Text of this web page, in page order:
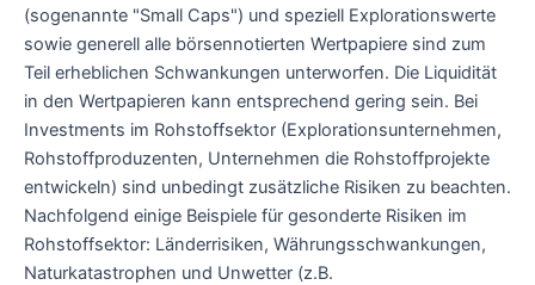
(sogenannte "Small Caps") und speziell Explorationswerte
sowie generell alle börsennotierten Wertpapiere sind zum
Teil erheblichen Schwankungen unterworfen. Die Liquidität
in den Wertpapieren kann entsprechend gering sein. Bei
Investments im Rohstoffsektor (Explorationsunternehmen,
Rohstoffproduzenten, Unternehmen die Rohstoffprojekte
entwickeln) sind unbedingt zusätzliche Risiken zu beachten.
Nachfolgend einige Beispiele für gesonderte Risiken im
Rohstoffsektor: Länderrisiken, Währungsschwankungen,
Naturkatastrophen und Unwetter (z.B.